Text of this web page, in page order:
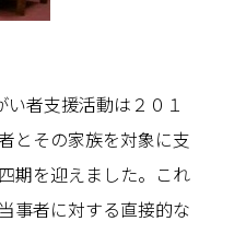
者支援活動は２０１
とその家族を対象に支
期を迎えました。これ
事者に対する直接的な